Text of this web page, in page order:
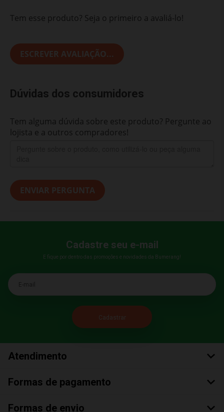
Tem esse produto? Seja o primeiro a avaliá-lo!
ESCREVER AVALIAÇÃO...
Dúvidas dos consumidores
Tem alguma dúvida sobre este produto? Pergunte ao
lojista e a outros compradores!
ENVIAR PERGUNTA
Cadastre seu e-mail
E fique por dentro das promoções e novidades da Bumerang!
E-mail
Atendimento
Formas de pagamento
Formas de envio